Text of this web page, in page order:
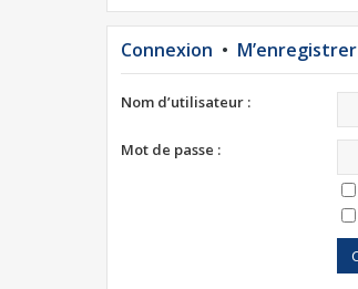
Connexion • M’enregistrer
Nom d’utilisateur :
Mot de passe :